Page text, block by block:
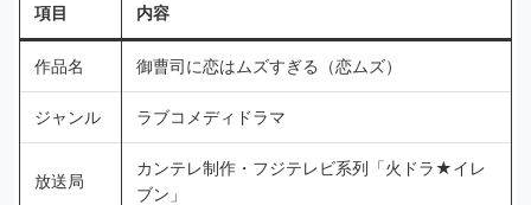
項目 内容
作品名 御曹司に恋はムズすぎる（恋ムズ）
ジャンル ラブコメディドラマ
放送局
カンテレ制作・フジテレビ系列「火ドラ★イレ
ブン」